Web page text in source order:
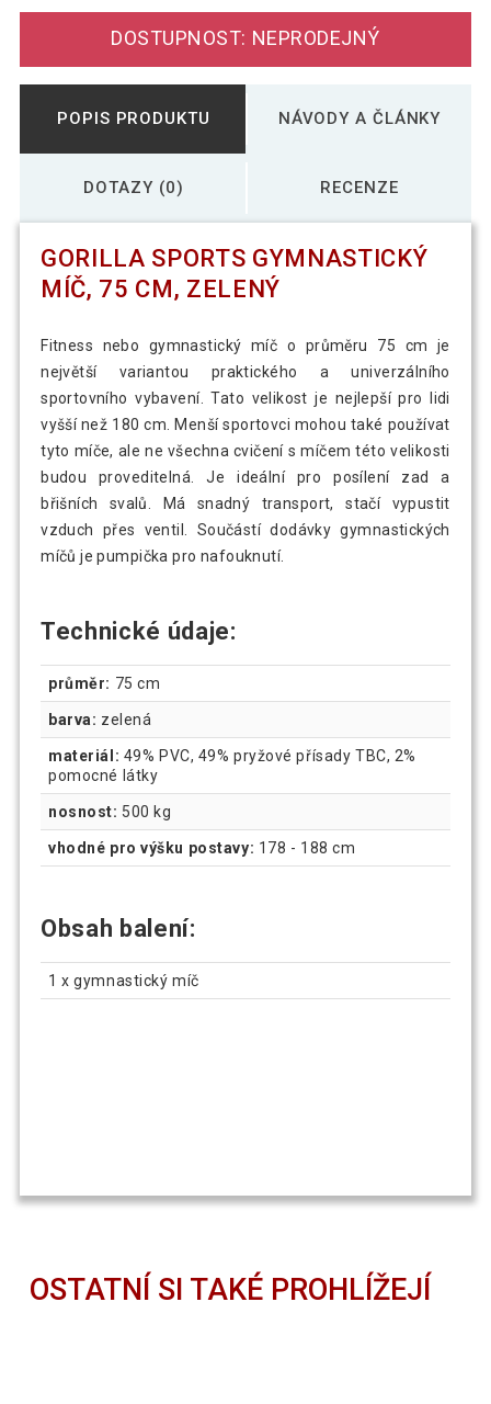
Gorilla Sports gymnastický míč, 75 cm,
šedý
DOSTUPNOST: NEPRODEJNÝ
POPIS PRODUKTU NÁVODY A ČLÁNKY
DOTAZY (0) RECENZE
GORILLA SPORTS GYMNASTICKÝ
MÍČ, 75 CM, ZELENÝ
Fitness nebo gymnastický míč o průměru 75 cm je
největší variantou praktického a univerzálního
sportovního vybavení. Tato velikost je nejlepší pro lidi
vyšší než 180 cm. Menší sportovci mohou také používat
tyto míče, ale ne všechna cvičení s míčem této velikosti
budou proveditelná. Je ideální pro posílení zad a
břišních svalů. Má snadný transport, stačí vypustit
vzduch přes ventil. Součástí dodávky gymnastických
míčů je pumpička pro nafouknutí.
Technické údaje:
průměr: 75 cm
barva: zelená
materiál: 49% PVC, 49% pryžové přísady TBC, 2%
pomocné látky
nosnost: 500 kg
vhodné pro výšku postavy: 178 - 188 cm
Obsah balení:
1 x gymnastický míč
OSTATNÍ SI TAKÉ PROHLÍŽEJÍ